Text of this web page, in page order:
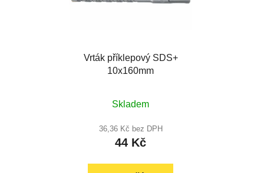
Vrták příklepový SDS+
10x160mm
Skladem
36,36 Kč bez DPH
44 Kč